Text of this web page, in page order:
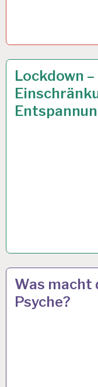
ARBEIT
UND
GESUNDHEIT…
Lockdown
25 JUNI 2021
ARBEIT
UND
GESUNDHEIT…
Was macht
Psyche?
19 JAN. 2021